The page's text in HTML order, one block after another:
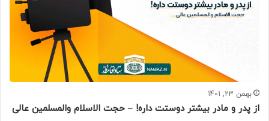
بهمن 23, 1401
از پدر و مادر بیشتر دوستت داره! – حجت الاسلام والمسلمین عالی